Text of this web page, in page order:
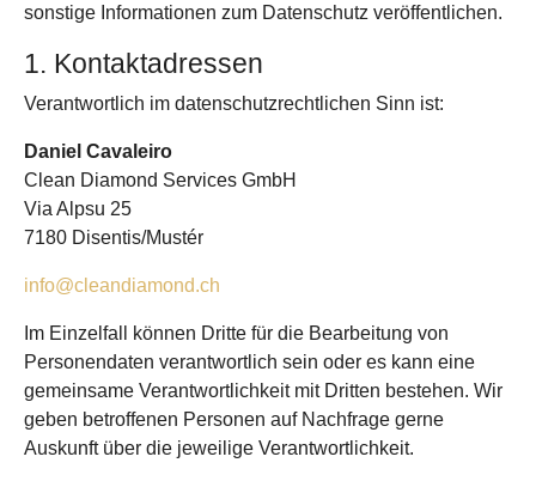
sonstige Informationen zum Daten­schutz veröffentlichen.
1. Kontakt­adressen
Verantwortlich im daten­schutz­rechtlichen Sinn ist:
Daniel Cavaleiro
Clean Diamond Services GmbH
Via Alpsu 25
7180 Disentis/Mustér
info@cleandiamond.ch
Im Einzel­fall können Dritte für die Bearbeitung von
Personen­daten verantwortlich sein oder es kann eine
gemeinsame Verant­wortlich­keit mit Dritten bestehen. Wir
geben betroffenen Personen auf Nach­frage gerne
Auskunft über die jeweilige Verant­wort­lich­keit.